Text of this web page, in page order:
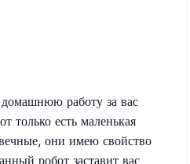
домашнюю работу за вас
только есть маленькая
они имею свойство
робот заставит вас